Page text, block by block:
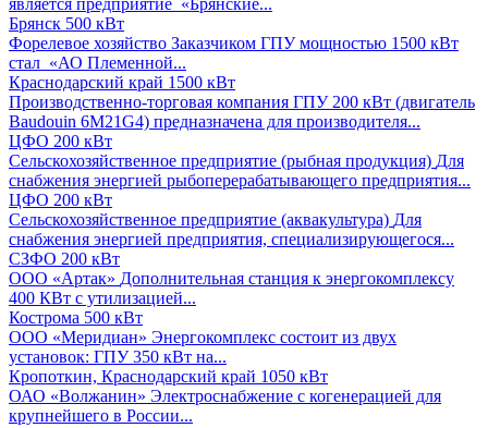
является предприятие «Брянские...
Брянск 500 кВт
Форелевое хозяйство Заказчиком ГПУ мощностью 1500 кВт
стал «АО Племенной...
Краснодарский край 1500 кВт
Производственно-торговая компания ГПУ 200 кВт (двигатель
Baudouin 6M21G4) предназначена для производителя...
ЦФО 200 кВт
Сельскохозяйственное предприятие (рыбная продукция) Для
снабжения энергией рыбоперерабатывающего предприятия...
ЦФО 200 кВт
Сельскохозяйственное предприятие (аквакультура) Для
снабжения энергией предприятия, специализирующегося...
СЗФО 200 кВт
ООО «Артак» Дополнительная станция к энергокомплексу
400 КВт с утилизацией...
Кострома 500 кВт
ООО «Меридиан» Энергокомплекс состоит из двух
установок: ГПУ 350 кВт на...
Кропоткин, Краснодарский край 1050 кВт
ОАО «Волжанин» Электроснабжение с когенерацией для
крупнейшего в России...